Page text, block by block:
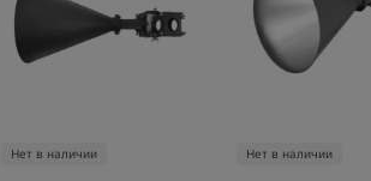
Нет в наличии Нет в наличии